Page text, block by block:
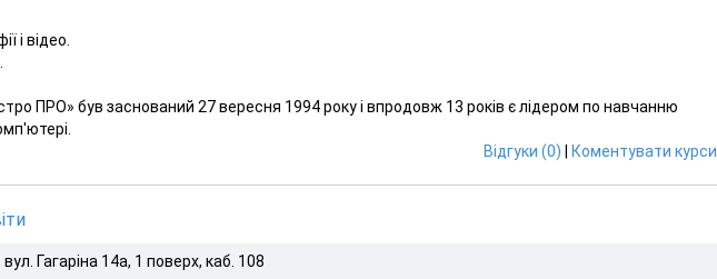
і відео.
ПРО» був заснований 27 вересня 1994 року і впродовж 13 років є лідером по навчанню
Відгуки (0)
Коментувати курси
Гагаріна 14а, 1 поверх, каб. 108